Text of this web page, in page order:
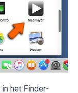
het Finder-